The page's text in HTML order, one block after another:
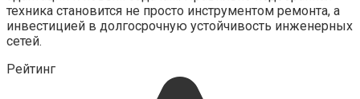
техника становится не просто инструментом ремонта, а
инвестицией в долгосрочную устойчивость инженерных
сетей.
Рейтинг